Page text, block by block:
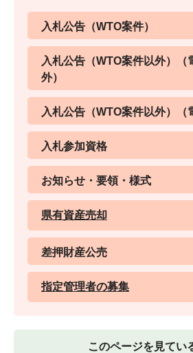
入札公告（WTO案件）
入札公告（WTO案件以外）（
外）
入札公告（WTO案件以外）（
入札参加資格
お知らせ・要領・様式
県有資産売却
差押財産公売
指定管理者の募集
このページを見てい